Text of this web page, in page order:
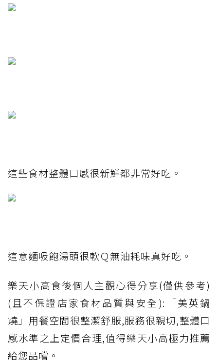
這些食材整體口感很新鮮都非常好吃。
這意麵吸飽湯頭很軟Ｑ無油耗味真好吃。
樂天小高食後個人主觀心得分享(僅供參考)
(且不保證店家食材品質與安全):「美英鍋
燒」用餐空間很整潔舒服,服務很親切,整體口
感水準之上定價合理,值得樂天小高極力推薦
給您品嚐。